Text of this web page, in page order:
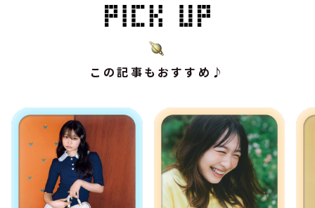
この記事もおすすめ♪